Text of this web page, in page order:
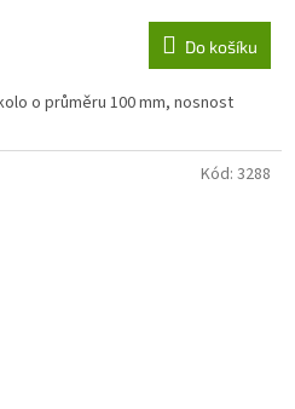
Do košíku
o průměru 100 mm, nosnost
Kód: 3288